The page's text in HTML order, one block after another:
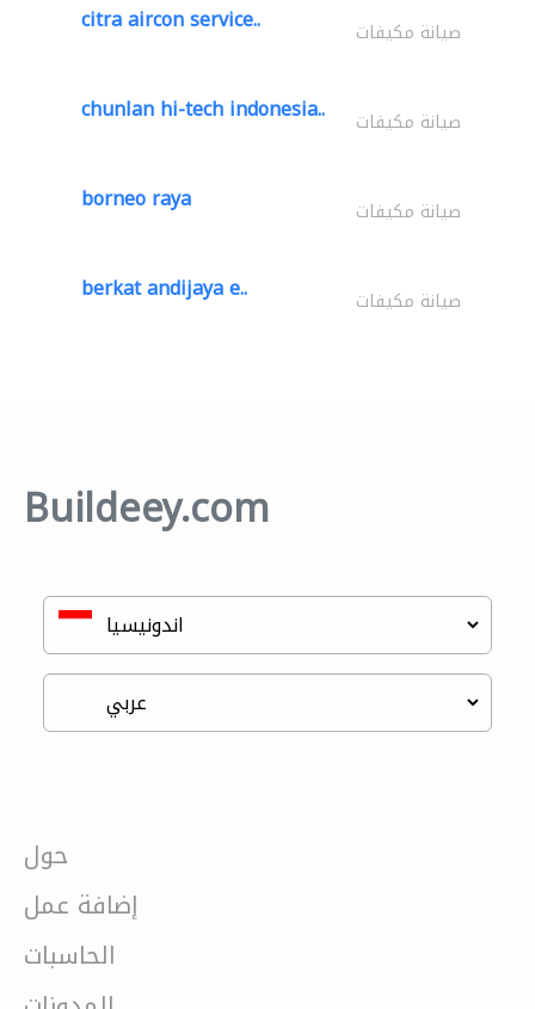
citra aircon service.. صيانة مكيفات
chunlan hi-tech indonesia.. صيانة مكيفات
borneo raya صيانة مكيفات
berkat andijaya e.. صيانة مكيفات
Buildeey.com
حول
إضافة عمل
الحاسبات